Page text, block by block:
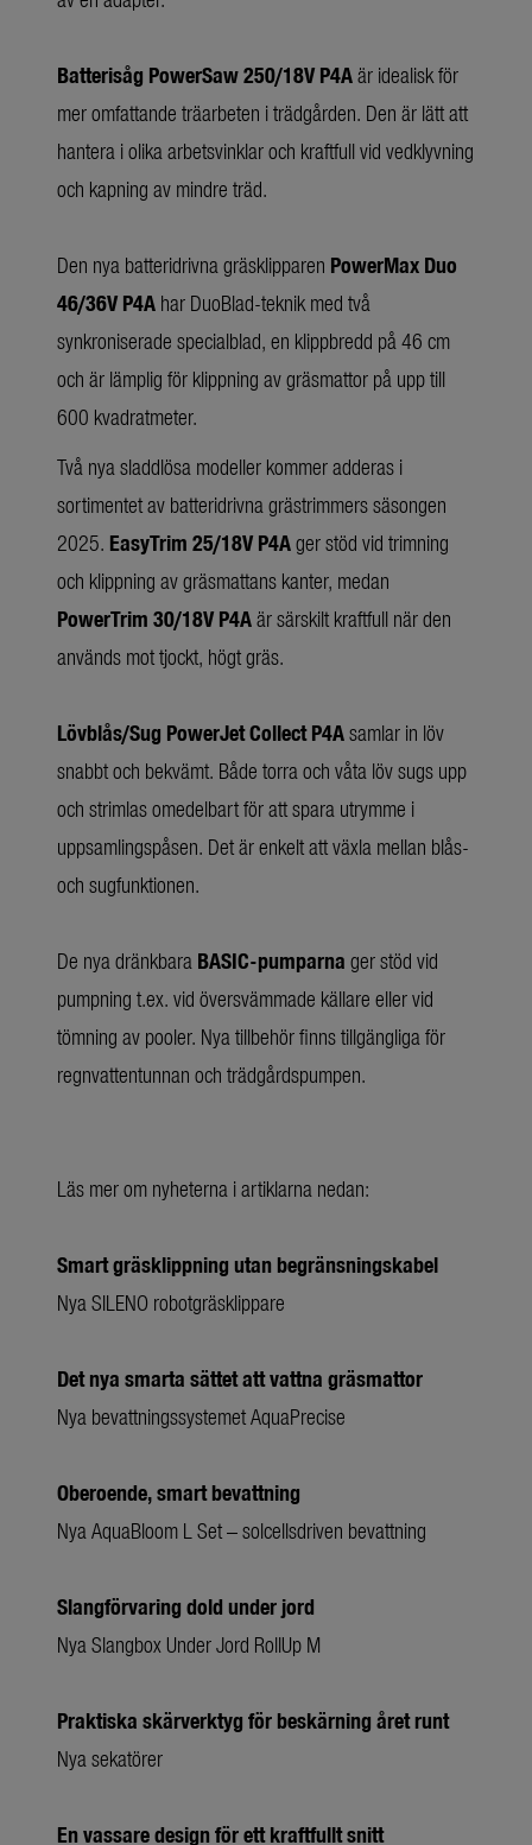
Batterisåg PowerSaw 250/18V P4Aär idealisk för
mer omfattande träarbeten i trädgården. Den är lätt att
hantera i olika arbetsvinklar och kraftfull vid vedklyvning
och kapning av mindre träd.
Den nya batteridrivna gräsklipparen PowerMax Duo
46/36V P4A har DuoBlad-teknik med två
synkroniserade specialblad, en klippbredd på 46 cm
och är lämplig för klippning av gräsmattor på upp till
600 kvadratmeter.
Två nya sladdlösa modeller kommer adderas i
sortimentet av batteridrivna grästrimmers säsongen
2025. EasyTrim 25/18V P4Ager stöd vid trimning
och klippning av gräsmattans kanter, medan
PowerTrim 30/18V P4Aär särskilt kraftfull när den
används mot tjockt, högt gräs.
Lövblås/Sug PowerJet Collect P4Asamlar in löv
snabbt och bekvämt. Både torra och våta löv sugs upp
och strimlas omedelbart för att spara utrymme i
uppsamlingspåsen. Det är enkelt att växla mellan blås-
och sugfunktionen.
De nya dränkbara BASIC-pumparna ger stöd vid
pumpning t.ex. vid översvämmade källare eller vid
tömning av pooler. Nya tillbehör finns tillgängliga för
regnvattentunnan och trädgårdspumpen.
Läs mer om nyheterna i artiklarna nedan:
Smart gräsklippning utan begränsningskabel
Nya SILENO robotgräsklippare
Det nya smarta sättet att vattna gräsmattor
Nya bevattningssystemet AquaPrecise
Oberoende, smart bevattning
Nya AquaBloom L Set – solcellsdriven bevattning
Slangförvaring dold under jord
Nya Slangbox Under Jord RollUp M
Praktiska skärverktyg för beskärning året runt
Nya sekatörer
En vassare design för ett kraftfullt snitt